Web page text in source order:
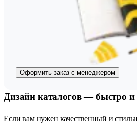
Оформить заказ с менеджером
Дизайн каталогов — быстро и
Если вам нужен качественный и